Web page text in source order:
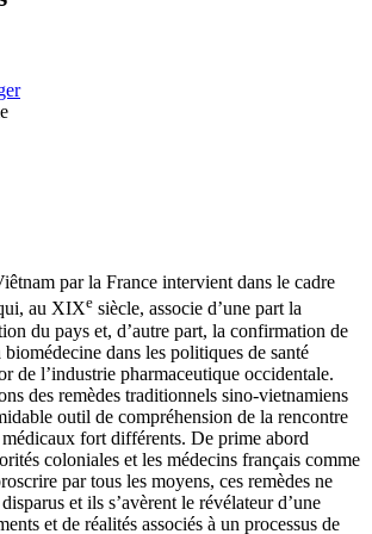
par la France intervient dans le cadre
au XIXe siècle, associe d’une part la
du pays et, d’autre part, la confirmation de
dans les politiques de santé
de l’industrie pharmaceutique occidentale.
des remèdes traditionnels sino-vietnamiens
outil de compréhension de la rencontre
médicaux fort différents. De prime abord
coloniales et les médecins français comme
par tous les moyens, ces remèdes ne
et ils s’avèrent le révélateur d’une
et de réalités associés à un processus de